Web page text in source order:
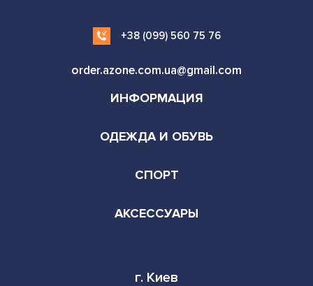
+38 (099) 560 75 76
order.azone.com.ua@gmail.com
ИНФОРМАЦИЯ
ОДЕЖДА И ОБУВЬ
СПОРТ
АКСЕССУАРЫ
г. Киев